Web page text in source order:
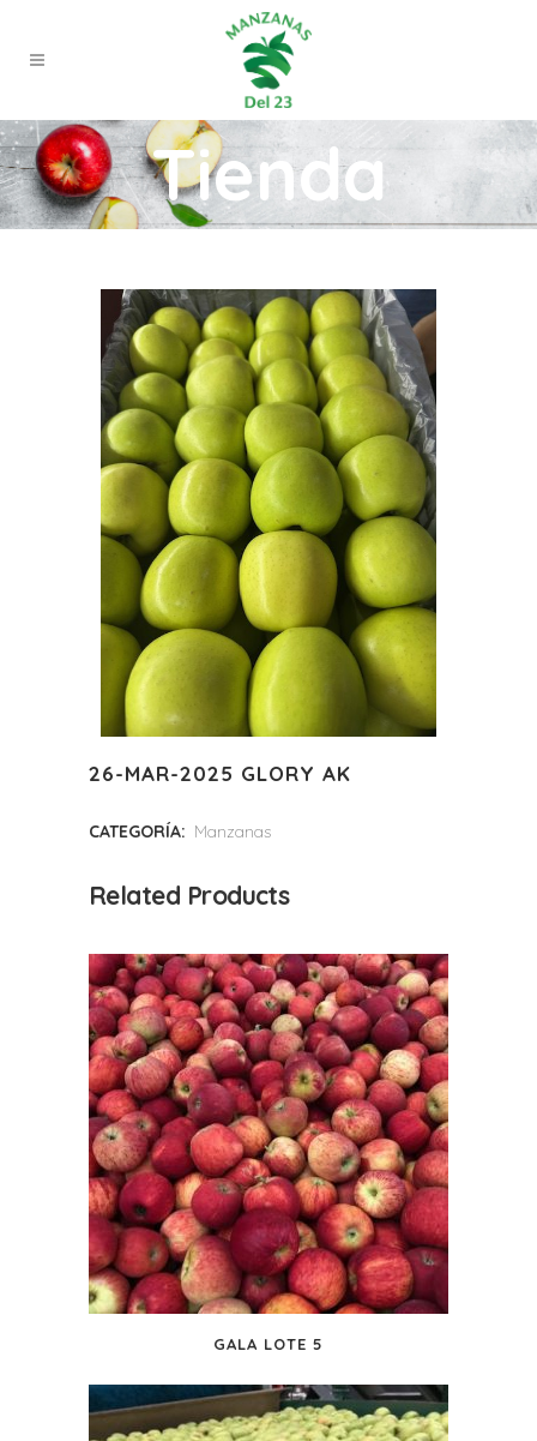
Tienda
26-MAR-2025 GLORY AK
CATEGORÍA: Manzanas
Related Products
GALA LOTE 5